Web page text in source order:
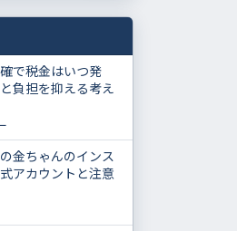
で税金はいつ発
負担を抑える考え
金ちゃんのインス
アカウントと注意